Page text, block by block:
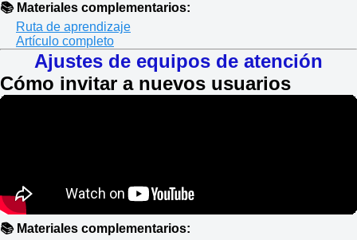
📚 Materiales complementarios:
Ruta de aprendizaje
Artículo completo
Ajustes de equipos de atención
Cómo invitar a nuevos usuarios
📚 Materiales complementarios: